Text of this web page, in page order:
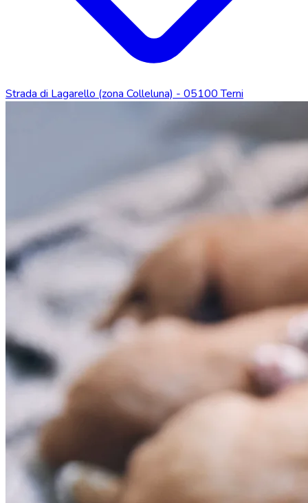
Strada di Lagarello (zona Colleluna) - 05100 Terni